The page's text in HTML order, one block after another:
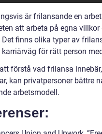
är frilansande en
att arbeta på egna
Det finns olika typer av
karriärväg för rätt person
förstå vad frilansa
kan privatpersoner bättre
arbetsmodell.